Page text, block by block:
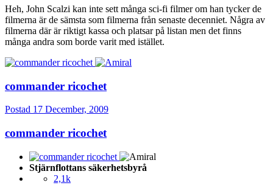
Heh, John Scalzi kan inte sett många sci-fi filmer om han tycker de
filmerna är de sämsta som filmerna från senaste decenniet. Några av
filmerna där är riktigt kassa och platsar på listan men det finns
många andra som borde varit med istället.
commander ricochet
Postad 17 December, 2009
commander ricochet
Stjärnflottans säkerhetsbyrå
2,1k